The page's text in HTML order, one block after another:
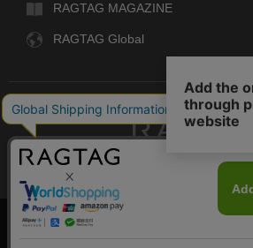
RAGTAG MAGAZINE
RAGTAG Global
デザイナーズブランドのユーズド・